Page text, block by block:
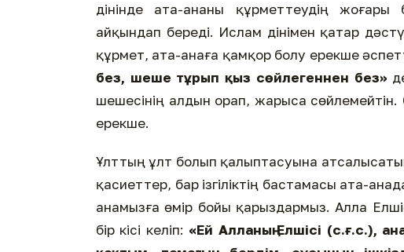
дінінде ата-ананы құрметтеудің
айқындап береді. Ислам дінімен қатар
құрмет, ата-анаға қамқор болу ерекше
без, шеше тұрып қыз сөйлегеннен без»
шешесінің алдын орап, жарыса
ерекше.
Ұлттың ұлт болып қалыптасуына
қасиеттер, бар ізгіліктің бастамасы ата-
анамызға өмір бойы қарыздармыз. Алла
бір кісі келіп: «Ей Алланың Елшісі (с.ғ.с.),